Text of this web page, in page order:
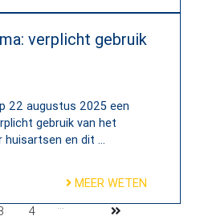
verplicht gebruik
22 augustus 2025 een
gebruik van het
en dit ...
MEER WETEN
4 ...